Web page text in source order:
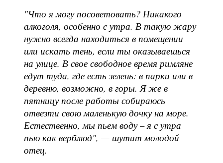
"Что я могу посоветовать? Никакого
алкоголя, особенно с утра. В такую жару
нужно всегда находиться в помещении
или искать тень, если ты оказываешься
на улице. В свое свободное время римляне
едут туда, где есть зелень: в парки или в
деревню, возможно, в горы. Я же в
пятницу после работы собираюсь
отвезти свою маленькую дочку на море.
Естественно, мы пьем воду – я с утра
пью как верблюд", — шутит молодой
отец.